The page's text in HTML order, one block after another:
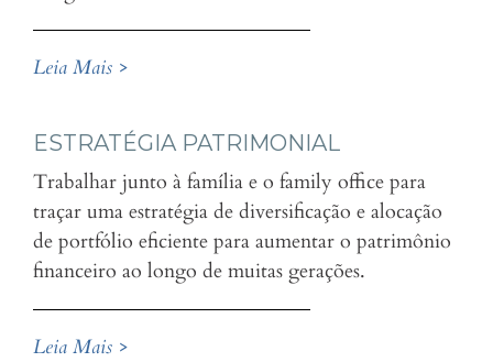
Leia Mais >
ESTRATÉGIA PATRIMONIAL
Trabalhar junto à família e o family office para
traçar uma estratégia de diversificação e alocação
de portfólio eficiente para aumentar o patrimônio
financeiro ao longo de muitas gerações.
Leia Mais >